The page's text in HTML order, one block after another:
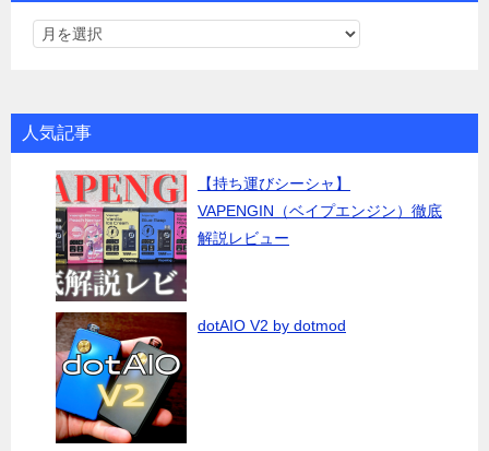
人気記事
【持ち運びシーシャ】
VAPENGIN（ベイプエンジン）徹底
解説レビュー
dotAIO V2 by dotmod